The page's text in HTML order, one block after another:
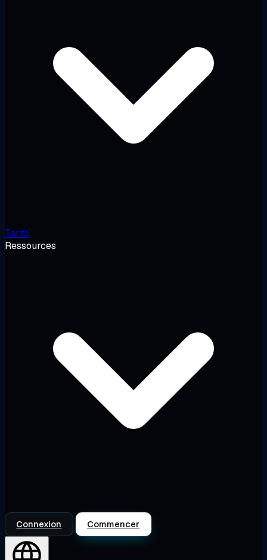
Tarifs
Ressources
Connexion Commencer